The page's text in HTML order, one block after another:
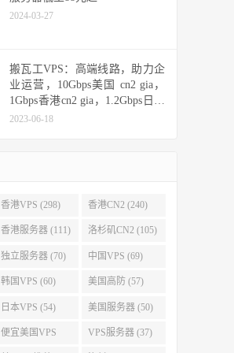
2024-03-27
搬瓦工VPS：高端线路，助力企
业运营，10Gbps美国 cn2 gia，
1Gbps香港cn2 gia，1.2Gbps日本
cn2 gia，10Gbps日本软银
2023-06-18
香港VPS (298) 香港CN2 (240)
香港服务器 (111) 洛杉矶CN2 (105)
独立服务器 (70) 中国VPS (69)
韩国VPS (60) 美国高防 (57)
日本VPS (54) 美国服务器 (50)
便宜美国VPS VPS服务器 (37)